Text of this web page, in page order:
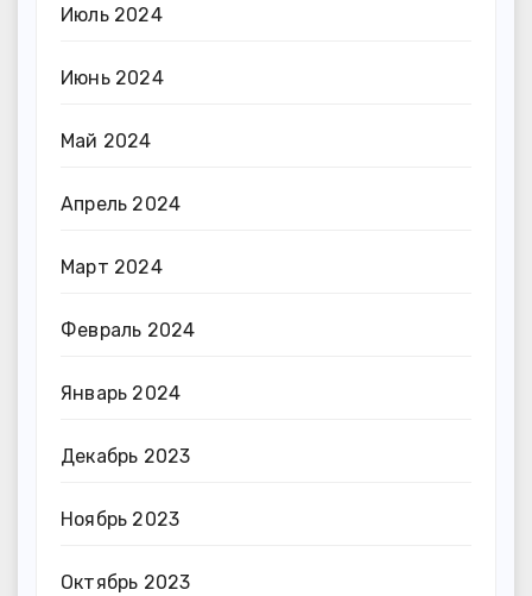
Июль 2024
Июнь 2024
Май 2024
Апрель 2024
Март 2024
Февраль 2024
Январь 2024
Декабрь 2023
Ноябрь 2023
Октябрь 2023